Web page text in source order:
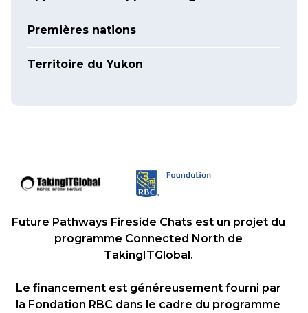
Premières nations
Territoire du Yukon
Future Pathways Fireside Chats est un projet du
programme Connected North de
TakingITGlobal.
Le financement est généreusement fourni par
la Fondation RBC dans le cadre du programme